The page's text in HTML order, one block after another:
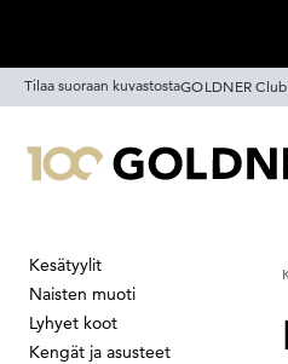
Tilaa suoraan kuvastostaGOLDNER Club
Kesätyylit
Naisten muoti
Lyhyet koot
Kengät ja asusteet